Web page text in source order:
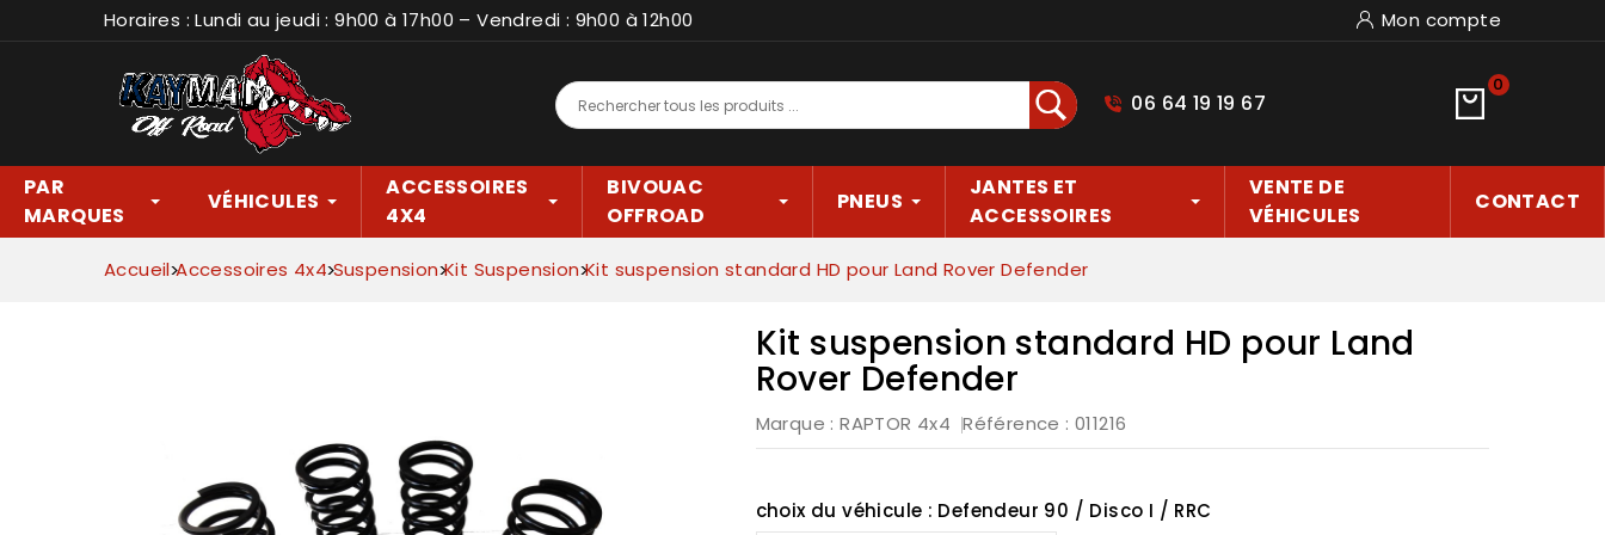
Horaires : Lundi au jeudi : 9h00 à 17h00 – Vendredi : 9h00 à 12h00 Mon compte
Rechercher06 64 19 19 67
0
PAR
MARQUES
VÉHICULES
ACCESSOIRES
4X4
BIVOUAC
OFFROAD
PNEUS
JANTES ET
ACCESSOIRES
VENTE DE
VÉHICULES
CONTACT
Accueil Accessoires 4x4 Suspension Kit Suspension Kit suspension standard HD pour Land Rover Defender
Kit suspension standard HD pour Land
Rover Defender
Marque : RAPTOR 4x4 Référence : 011216
choix du véhicule : Defendeur 90 / Disco I / RRC